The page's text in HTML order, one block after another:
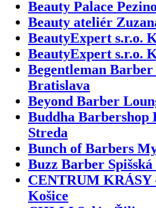
Beauty Palace
Beauty ateliér
BeautyExpert s.r.o.
BeautyExpert s.r.o.
Begentleman
Bratislava
Beyond Barber
Buddha Barbershop
Streda
Bunch of Barbers
Buzz Barber Spišská
CENTRUM
Košice